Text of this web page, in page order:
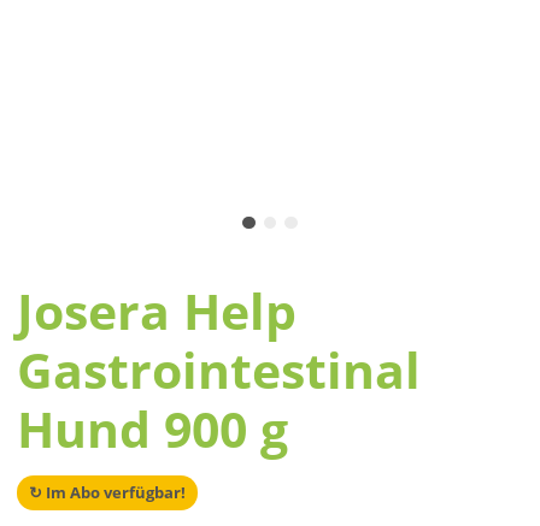
Josera Help
Gastrointestinal
Hund 900 g
↻ Im Abo verfügbar!